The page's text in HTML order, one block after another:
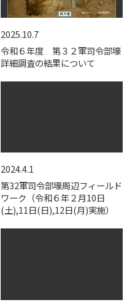
2025.10.7
令和６年度 第３２軍司令部壕
詳細調査の結果について
2024.4.1
第32軍司令部壕周辺フィールド
ワーク（令和６年２月10日
(土),11日(日),12日(月)実施）